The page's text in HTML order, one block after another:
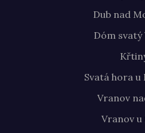
Dub nad
Dóm svatý
Svatá hora
Vranov
Vranov u